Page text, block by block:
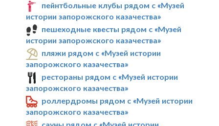
пейнтбольные клубы рядом с «Музей
истории запорожского казачества»
пешеходные квесты рядом с «Музей
истории запорожского казачества»
пляжи рядом с «Музей истории
запорожского казачества»
рестораны рядом с «Музей истории
запорожского казачества»
роллердромы рядом с «Музей истории
запорожского казачества»